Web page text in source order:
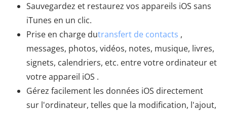
Sauvegardez et restaurez vos appareils iOS sans
iTunes en un clic.
Prise en charge dutransfert de contacts ,
messages, photos, vidéos, notes, musique, livres,
signets, calendriers, etc. entre votre ordinateur et
votre appareil iOS .
Gérez facilement les données iOS directement
sur l'ordinateur, telles que la modification, l'ajout,